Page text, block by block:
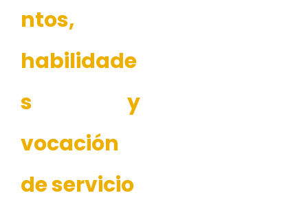
ntos,
habilidade
s y
vocación
de servicio